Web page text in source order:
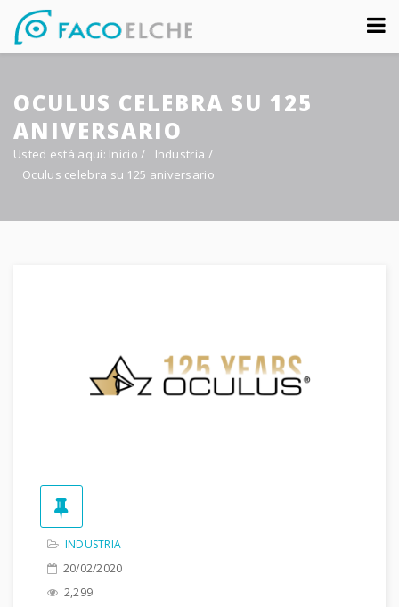
Sobre nosotros
Congreso
Multimedia
Foro FacoElche
Comunicación
OCULUS CELEBRA SU 125
ANIVERSARIO
Usted está aquí: Inicio / Industria /
Oculus celebra su 125 aniversario
INDUSTRIA
20/02/2020
2,299